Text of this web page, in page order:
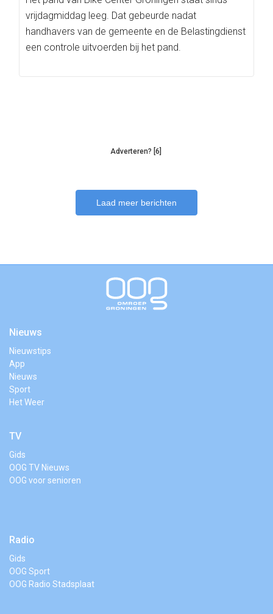
vrijdagmiddag leeg. Dat gebeurde nadat
handhavers van de gemeente en de Belastingdienst
een controle uitvoerden bij het pand.
Adverteren? [6]
Laad meer berichten
Nieuws
Nieuwstips
App
Nieuws
Sport
Het Weer
TV
Gids
OOG TV Nieuws
OOG voor senioren
Radio
Gids
OOG Sport
OOG Radio Stadsplaat